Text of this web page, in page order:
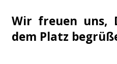
Wir freuen uns,
dem Platz